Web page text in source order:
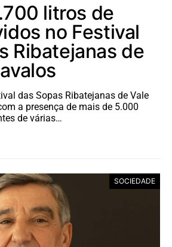
litros de
no Festival
Ribatejanas de
das Sopas Ribatejanas de Vale
a presença de mais de 5.000
de várias…
SOCIEDADE